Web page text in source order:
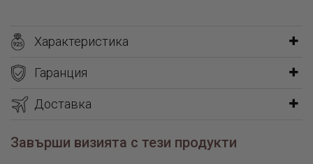
акцент към по-официална визия.
Идеален избор за подарък за жена, с послание за обич,
внимание и топлина.
Синджир- 1 гр.
Характеристика
Гаранция
Доставка
Завърши визията с тези продукти